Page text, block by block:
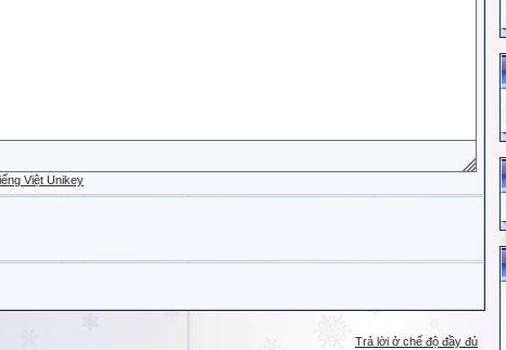
Việt Unikey
Trả lời ở chế độ đầy đủ